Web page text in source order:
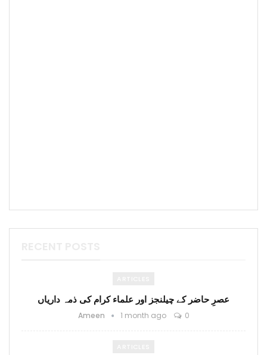
عصرِ حاضر کے چیلنجز اور علماء کرام کی ذمہ داریاں
Ameen 1 month ago 0